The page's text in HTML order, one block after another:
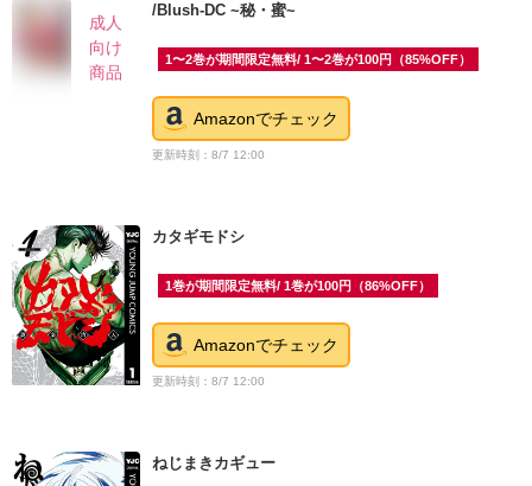
成人
向け
商品
/Blush-DC ~秘・蜜~
1〜2巻が期間限定無料/ 1〜2巻が100円（85%OFF）
Amazonでチェック
更新時刻：8/7 12:00
カタギモドシ
1巻が期間限定無料/ 1巻が100円（86%OFF）
Amazonでチェック
更新時刻：8/7 12:00
ねじまきカギュー